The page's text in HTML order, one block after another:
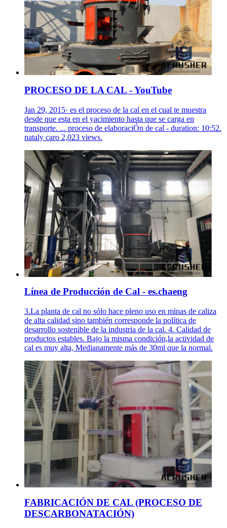
PROCESO DE LA CAL - YouTube
Jan 29, 2015· es el proceso de la cal en el cual te muestra
desde que esta en el yacimiento hasta que se carga en
transporte. ... proceso de elaboraciÓn de cal - duration: 10:52.
nataly caro 2,023 views.
Línea de Producción de Cal - es.chaeng
3.La planta de cal no sólo hace pleno uso en minas de caliza
de alta calidad sino también corresponde la política de
desarrollo sostenible de la industria de la cal. 4. Calidad de
productos estables. Bajo la misma condición,la actividad de
cal es muy alta, Medianamente más de 30ml que la normal.
FABRICACIÓN DE CAL (PROCESO DE
DESCARBONATACIÓN)